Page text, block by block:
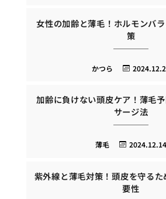
女性の加齢と薄毛！ホルモンバ
策
かつら
加齢に負けない頭皮ケア！薄毛
サージ法
2024.12.14
薄毛
紫外線と薄毛対策！頭皮を守る
要性